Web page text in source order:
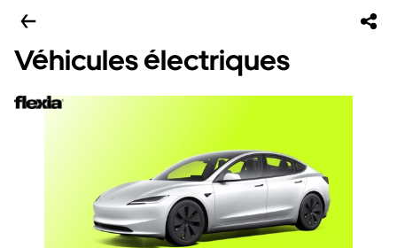
Véhicules électriques